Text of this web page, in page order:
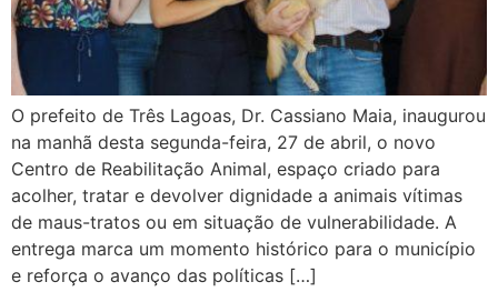
O prefeito de Três Lagoas, Dr. Cassiano Maia, inaugurou
na manhã desta segunda-feira, 27 de abril, o novo
Centro de Reabilitação Animal, espaço criado para
acolher, tratar e devolver dignidade a animais vítimas
de maus-tratos ou em situação de vulnerabilidade. A
entrega marca um momento histórico para o município
e reforça o avanço das políticas […]